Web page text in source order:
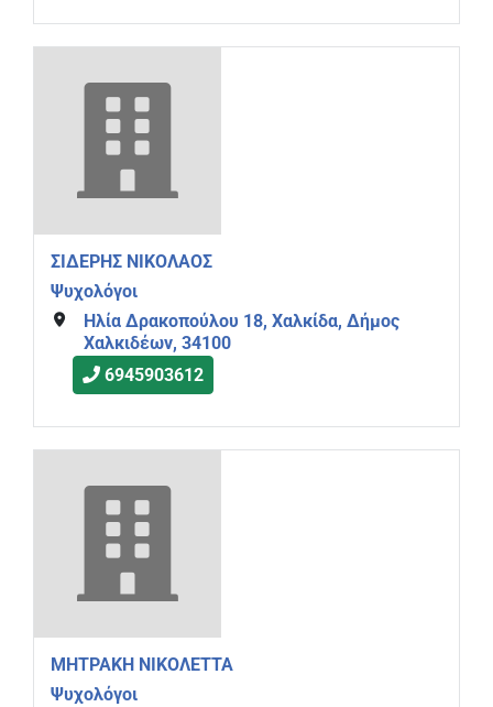
ΣΙΔΕΡΗΣ ΝΙΚΟΛΑΟΣ
Ψυχολόγοι
Ηλία Δρακοπούλου 18, Χαλκίδα, Δήμος
Χαλκιδέων, 34100
6945903612
ΜΗΤΡΑΚΗ ΝΙΚΟΛΕΤΤΑ
Ψυχολόγοι